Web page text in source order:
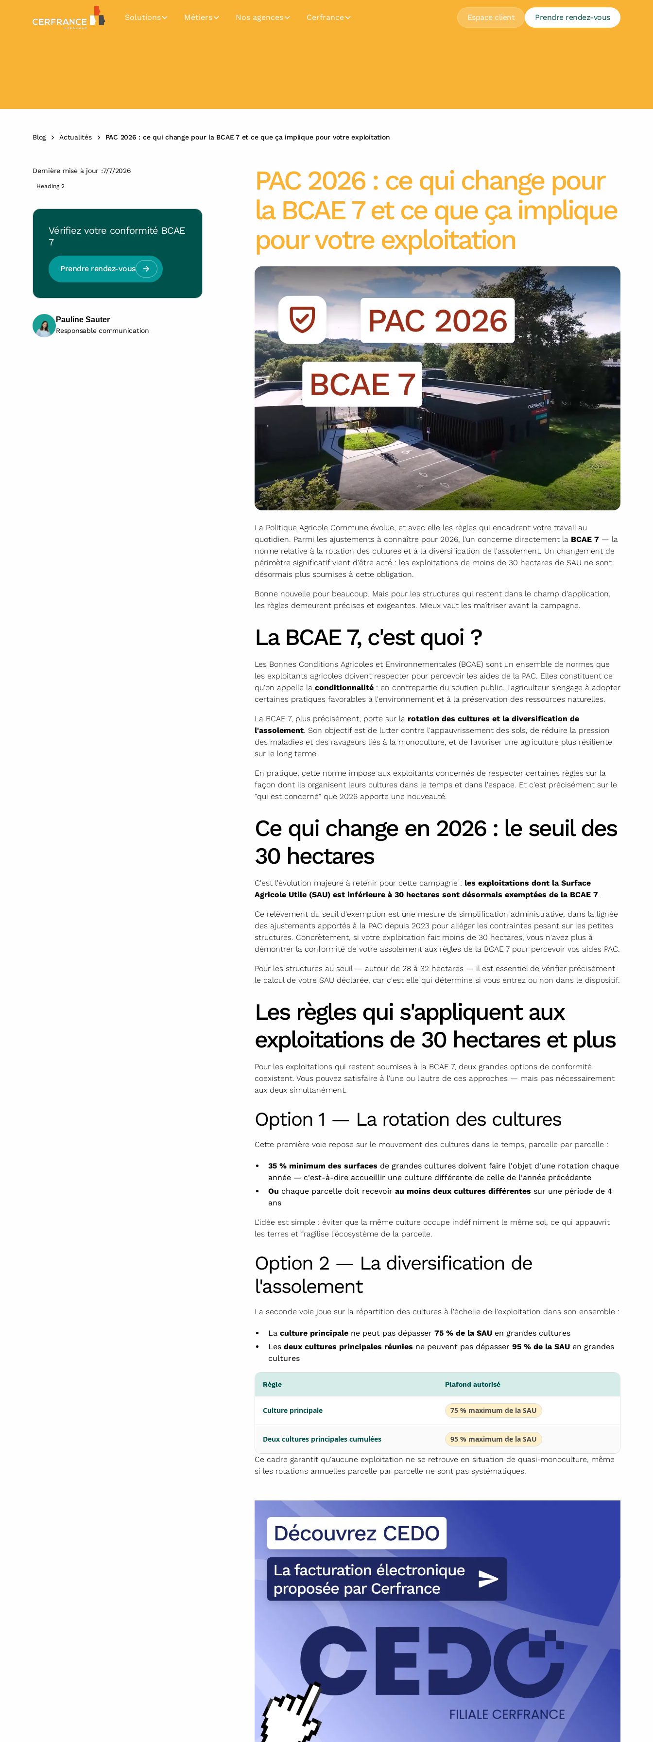
Solutions Métiers Nos agences Cerfrance Espace client Prendre rendez-vous
Blog Actualités PAC 2026 : ce qui change pour la BCAE 7 et ce que ça implique pour votre exploitation
Dernière mise à jour :7/7/2026
Heading 2
Vérifiez votre conformité BCAE
7
Prendre rendez-vous
Pauline Sauter
Responsable communication
PAC 2026 : ce qui change pour
la BCAE 7 et ce que ça implique
pour votre exploitation
La Politique Agricole Commune évolue, et avec elle les règles qui encadrent votre travail au
quotidien. Parmi les ajustements à connaître pour 2026, l'un concerne directement la BCAE 7— la
norme relative à la rotation des cultures et à la diversification de l'assolement. Un changement de
périmètre significatif vient d'être acté : les exploitations de moins de 30 hectares de SAU ne sont
désormais plus soumises à cette obligation.
Bonne nouvelle pour beaucoup. Mais pour les structures qui restent dans le champ d'application,
les règles demeurent précises et exigeantes. Mieux vaut les maîtriser avant la campagne.
La BCAE 7, c'est quoi ?
Les Bonnes Conditions Agricoles et Environnementales (BCAE) sont un ensemble de normes que
les exploitants agricoles doivent respecter pour percevoir les aides de la PAC. Elles constituent ce
qu'on appelle la conditionnalité: en contrepartie du soutien public, l'agriculteur s'engage à adopter
certaines pratiques favorables à l'environnement et à la préservation des ressources naturelles.
La BCAE 7, plus précisément, porte sur la rotation des cultures et la diversification de
l'assolement. Son objectif est de lutter contre l'appauvrissement des sols, de réduire la pression
des maladies et des ravageurs liés à la monoculture, et de favoriser une agriculture plus résiliente
sur le long terme.
En pratique, cette norme impose aux exploitants concernés de respecter certaines règles sur la
façon dont ils organisent leurs cultures dans le temps et dans l'espace. Et c'est précisément sur le
"qui est concerné" que 2026 apporte une nouveauté.
Ce qui change en 2026 : le seuil des
30 hectares
C'est l'évolution majeure à retenir pour cette campagne : les exploitations dont la Surface
Agricole Utile (SAU) est inférieure à 30 hectares sont désormais exemptées de la BCAE 7.
Ce relèvement du seuil d'exemption est une mesure de simplification administrative, dans la lignée
des ajustements apportés à la PAC depuis 2023 pour alléger les contraintes pesant sur les petites
structures. Concrètement, si votre exploitation fait moins de 30 hectares, vous n'avez plus à
démontrer la conformité de votre assolement aux règles de la BCAE 7 pour percevoir vos aides PAC.
Pour les structures au seuil — autour de 28 à 32 hectares — il est essentiel de vérifier précisément
le calcul de votre SAU déclarée, car c'est elle qui détermine si vous entrez ou non dans le dispositif.
Les règles qui s'appliquent aux
exploitations de 30 hectares et plus
Pour les exploitations qui restent soumises à la BCAE 7, deux grandes options de conformité
coexistent. Vous pouvez satisfaire à l'une ou l'autre de ces approches — mais pas nécessairement
aux deux simultanément.
Option 1 — La rotation des cultures
Cette première voie repose sur le mouvement des cultures dans le temps, parcelle par parcelle :
35 % minimum des surfaces de grandes cultures doivent faire l'objet d'une rotation chaque
année — c'est-à-dire accueillir une culture différente de celle de l'année précédente
Ou chaque parcelle doit recevoir au moins deux cultures différentes sur une période de 4
ans
L'idée est simple : éviter que la même culture occupe indéfiniment le même sol, ce qui appauvrit
les terres et fragilise l'écosystème de la parcelle.
Option 2 — La diversification de
l'assolement
La seconde voie joue sur la répartition des cultures à l'échelle de l'exploitation dans son ensemble :
La culture principalene peut pas dépasser 75 % de la SAUen grandes cultures
Les deux cultures principales réunies ne peuvent pas dépasser 95 % de la SAUen grandes
cultures
Règle Plafond autorisé
Culture principale 75 % maximum de la SAU
Deux cultures principales cumulées 95 % maximum de la SAU
Ce cadre garantit qu'aucune exploitation ne se retrouve en situation de quasi-monoculture, même
si les rotations annuelles parcelle par parcelle ne sont pas systématiques.